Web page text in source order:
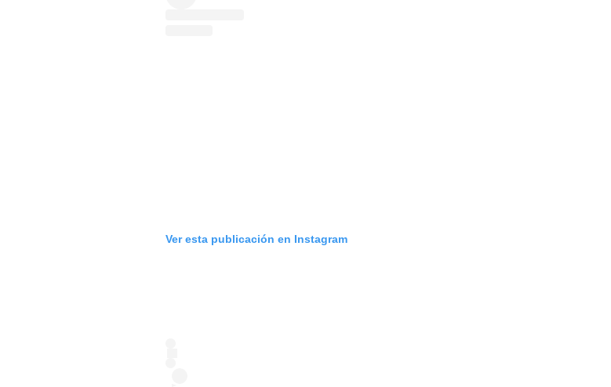
Ver esta publicación en Instagram